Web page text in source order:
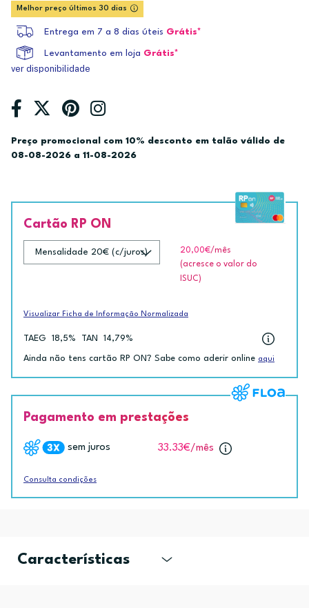
Melhor preço últimos 30 dias
Entrega em 7 a 8 dias úteis Grátis*
Levantamento em loja Grátis*
ver disponibilidade
Preço promocional com 10% desconto em talão válido de
08-08-2026 a 11-08-2026
Cartão RP ON
20,00€/mês
(acresce o valor do
ISUC)
Visualizar Ficha de Informação Normalizada
TAEG 18,5% TAN 14,79%
Ainda não tens cartão RP ON? Sabe como aderir online aqui
Pagamento em prestações
sem juros 33.33€/mês
Consulta condições
Características